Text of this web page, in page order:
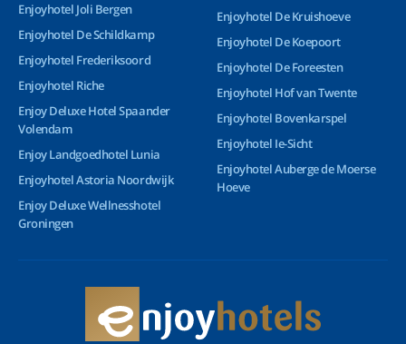
Enjoyhotel Joli Bergen
Enjoyhotel De Schildkamp
Enjoyhotel Frederiksoord
Enjoyhotel Riche
Enjoy Deluxe Hotel Spaander
Volendam
Enjoy Landgoedhotel Lunia
Enjoyhotel Astoria Noordwijk
Enjoy Deluxe Wellnesshotel
Groningen
Enjoyhotel De Kruishoeve
Enjoyhotel De Koepoort
Enjoyhotel De Foreesten
Enjoyhotel Hof van Twente
Enjoyhotel Bovenkarspel
Enjoyhotel Ie-Sicht
Enjoyhotel Auberge de Moerse
Hoeve